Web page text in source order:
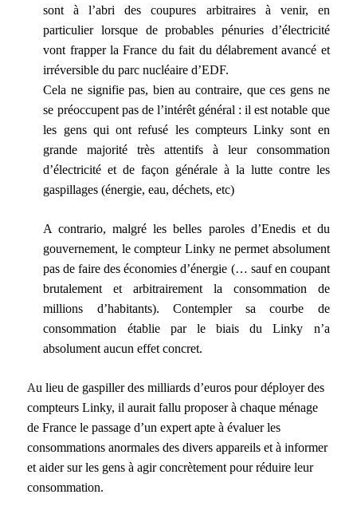
sont à l’abri des coupures arbitraires à venir, en
particulier lorsque de probables pénuries d’électricité
vont frapper la France du fait du délabrement avancé et
irréversible du parc nucléaire d’EDF.
Cela ne signifie pas, bien au contraire, que ces gens ne
se préoccupent pas de l’intérêt général : il est notable que
les gens qui ont refusé les compteurs Linky sont en
grande majorité très attentifs à leur consommation
d’électricité et de façon générale à la lutte contre les
gaspillages (énergie, eau, déchets, etc)
A contrario, malgré les belles paroles d’Enedis et du
gouvernement, le compteur Linky ne permet absolument
pas de faire des économies d’énergie (… sauf en coupant
brutalement et arbitrairement la consommation de
millions d’habitants). Contempler sa courbe de
consommation établie par le biais du Linky n’a
absolument aucun effet concret.
Au lieu de gaspiller des milliards d’euros pour déployer des
compteurs Linky, il aurait fallu proposer à chaque ménage
de France le passage d’un expert apte à évaluer les
consommations anormales des divers appareils et à informer
et aider sur les gens à agir concrètement pour réduire leur
consommation.